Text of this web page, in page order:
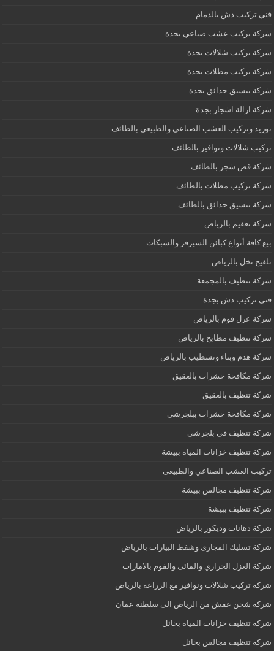
فني تركيب دش بالدمام
شركة تركيب عشب صناعي بجدة
شركة تركيب شلالات بجدة
شركة تركيب مظلات بجدة
شركة تنسيق حدائق بجدة
شركة ازالة اشجار بجدة
توريد وتركيب العشب الصناعي والطبيعى بالطائف
تركيب شلالات ونوافير بالطائف
شركة قص شجر بالطائف
شركة تركيب مظلات بالطائف
شركة تنسيق حدائق بالطائف
شركة تعقيم بالرياض
بيع كافة أنواع كبائن السيرفر والشبكات
تلقيح نخل بالرياض
شركة تنظيف بالمجمعة
فني تركيب دش بجدة
شركة عزل فوم بالرياض
شركة تنظيف مطابخ بالرياض
شركة هدم وبناء وتشطيب بالرياض
شركة مكافحة حشرات بالعقيق
شركة تنظيف بالعقيق
شركة مكافحة حشرات ببلجرشي
شركة تنظيف فى بلجرشي
شركة تنظيف خزانات المياه ببيشة
تركيب العشب الصناعي والطبيعى
شركة تنظيف مجالس ببيشة
شركة تنظيف ببيشة
شركة دهانات وديكور بالرياض
شركة تسليك المجارى وشفط البيارات بالرياض
شركة العزل الحراري والمائى والفوم بالامارات
شركة تركيب شلالات ونوافير مع الزراعة بالرياض
شركة شحن عفش من الرياض الى سلطنة عمان
شركة تنظيف خزانات المياه بحائل
شركة تنظيف مجالس بحائل